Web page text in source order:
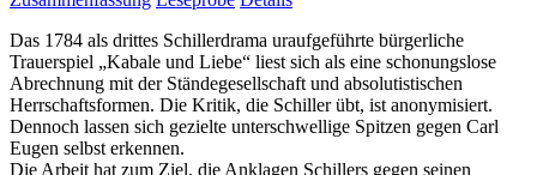
Das 1784 als drittes Schillerdrama uraufgeführte bürgerliche
Trauerspiel „Kabale und Liebe“ liest sich als eine schonungslose
Abrechnung mit der Ständegesellschaft und absolutistischen
Herrschaftsformen. Die Kritik, die Schiller übt, ist anonymisiert.
Dennoch lassen sich gezielte unterschwellige Spitzen gegen Carl
Eugen selbst erkennen.
Die Arbeit hat zum Ziel, die Anklagen Schillers gegen seinen